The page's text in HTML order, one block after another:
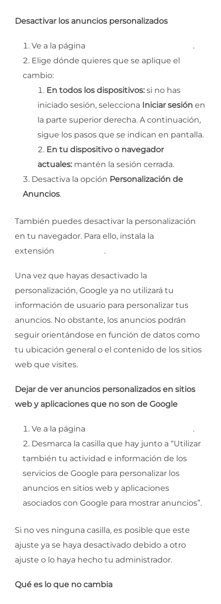
Desactivar los anuncios personalizados
Ve a la página
.
Elige dónde quieres que se aplique el
cambio:
En todos los dispositivos: si no has
iniciado sesión, selecciona Iniciar sesión en
la parte superior derecha. A continuación,
sigue los pasos que se indican en pantalla.
En tu dispositivo o navegador
actuales: mantén la sesión cerrada.
Desactiva la opción Personalización de
Anuncios.
También puedes desactivar la personalización
en tu navegador. Para ello, instala la
extensión
.
Una vez que hayas desactivado la
personalización, Google ya no utilizará tu
información de usuario para personalizar tus
anuncios. No obstante, los anuncios podrán
seguir orientándose en función de datos como
tu ubicación general o el contenido de los sitios
web que visites.
Dejar de ver anuncios personalizados en sitios
web y aplicaciones que no son de Google
Ve a la página
.
Desmarca la casilla que hay junto a “Utilizar
también tu actividad e información de los
servicios de Google para personalizar los
anuncios en sitios web y aplicaciones
asociados con Google para mostrar anuncios”.
Si no ves ninguna casilla, es posible que este
ajuste ya se haya desactivado debido a otro
ajuste o lo haya hecho tu administrador.
Qué es lo que no cambia